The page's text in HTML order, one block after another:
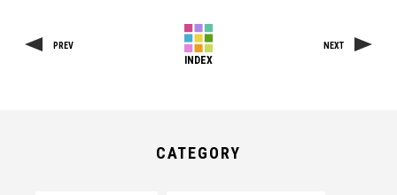
PREV
INDEX
NEXT
CATEGORY